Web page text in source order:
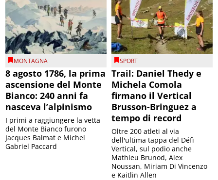
MONTAGNA
8 agosto 1786, la prima
ascensione del Monte
Bianco: 240 anni fa
nasceva l’alpinismo
I primi a raggiungere la vetta
del Monte Bianco furono
Jacques Balmat e Michel
Gabriel Paccard
SPORT
Trail: Daniel Thedy e
Michela Comola
firmano il Vertical
Brusson-Bringuez a
tempo di record
Oltre 200 atleti al via
dell'ultima tappa del Défì
Vertical, sul podio anche
Mathieu Brunod, Alex
Noussan, Miriam Di Vincenzo
e Kaitlin Allen